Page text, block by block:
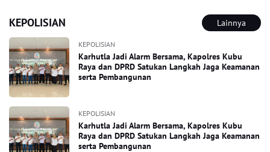
KEPOLISIAN Lainnya
KEPOLISIAN
Karhutla Jadi Alarm Bersama, Kapolres Kubu
Raya dan DPRD Satukan Langkah Jaga Keamanan
serta Pembangunan
KEPOLISIAN
Karhutla Jadi Alarm Bersama, Kapolres Kubu
Raya dan DPRD Satukan Langkah Jaga Keamanan
serta Pembangunan